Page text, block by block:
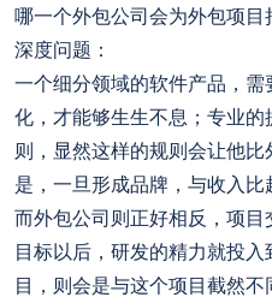
哪一个外包公司会为外包项目
深度问题：
一个细分领域的软件产品，
化，才能够生生不息；专业
则，显然这样的规则会让他
是，一旦形成品牌，与收入比
而外包公司则正好相反，项
目标以后，研发的精力就投
目，则会是与这个项目截然不